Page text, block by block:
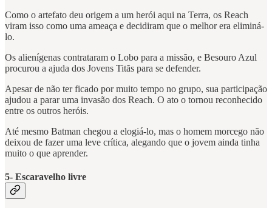
Como o artefato deu origem a um herói aqui na Terra, os Reach
viram isso como uma ameaça e decidiram que o melhor era eliminá-
lo.
Os alienígenas contrataram o Lobo para a missão, e Besouro Azul
procurou a ajuda dos Jovens Titãs para se defender.
Apesar de não ter ficado por muito tempo no grupo, sua participação
ajudou a parar uma invasão dos Reach. O ato o tornou reconhecido
entre os outros heróis.
Até mesmo Batman chegou a elogiá-lo, mas o homem morcego não
deixou de fazer uma leve crítica, alegando que o jovem ainda tinha
muito o que aprender.
5- Escaravelho livre